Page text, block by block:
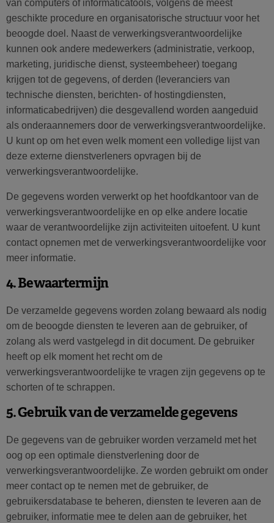
van computers of informaticatools, volgens de meest
geschikte procedure en organisatorische structuur voor het
beoogde doel. Naast de verwerkingsverantwoordelijke
kunnen ook andere medewerkers (administratie, verkoop,
marketing, juridische dienst, systeembeheer) toegang
krijgen tot de gegevens, of derden (leveranciers van
technische diensten, berichten- of hostingdiensten,
informaticabedrijven) die desgevallend worden aangeduid
als onderaannemers door de verwerkingsverantwoordelijke.
U kunt op om het even welk moment een volledige lijst van
deze externe dienstverleners opvragen bij de
verwerkingsverantwoordelijke.
De gegevens worden verwerkt op het hoofdkantoor van de
verwerkingsverantwoordelijke en op elke andere locatie
waar de verantwoordelijke zijn activiteiten uitoefent. U kunt
contact opnemen met de verwerkingsverantwoordelijke voor
meer informatie.
4. Bewaartermijn
De verzamelde gegevens worden zolang bewaard als nodig
om de beoogde diensten te leveren aan de gebruiker, of
zolang als werd vastgelegd in dit document. De gebruiker
heeft op elk moment het recht om de
verwerkingsverantwoordelijke te vragen zijn gegevens op te
schorten of te schrappen.
5. Gebruik van de verzamelde gegevens
De gegevens van de gebruiker worden verzameld met het
oog op een optimale dienstverlening door de
verwerkingsverantwoordelijke. Ze worden gebruikt om onder
meer contact op te nemen met de gebruiker, de
gebruikersdatabase te beheren, diensten te leveren aan de
gebruiker, informatie mee te delen aan de gebruiker, het